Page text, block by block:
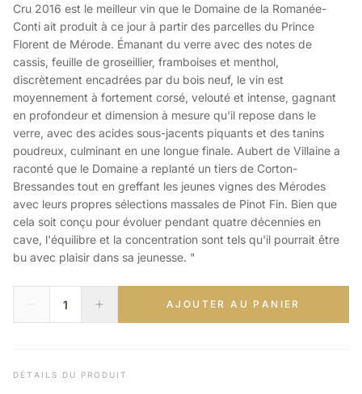
Cru 2016 est le meilleur vin que le Domaine de la Romanée-
Conti ait produit à ce jour à partir des parcelles du Prince
Florent de Mérode. Émanant du verre avec des notes de
cassis, feuille de groseillier, framboises et menthol,
discrètement encadrées par du bois neuf, le vin est
moyennement à fortement corsé, velouté et intense, gagnant
en profondeur et dimension à mesure qu'il repose dans le
verre, avec des acides sous-jacents piquants et des tanins
poudreux, culminant en une longue finale. Aubert de Villaine a
raconté que le Domaine a replanté un tiers de Corton-
Bressandes tout en greffant les jeunes vignes des Mérodes
avec leurs propres sélections massales de Pinot Fin. Bien que
cela soit conçu pour évoluer pendant quatre décennies en
cave, l'équilibre et la concentration sont tels qu'il pourrait être
bu avec plaisir dans sa jeunesse. "
AJOUTER AU PANIER
DÉTAILS DU PRODUIT